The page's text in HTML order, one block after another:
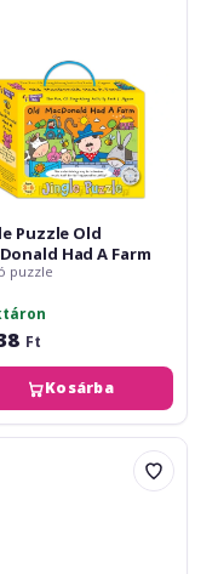
Puzzle Old
Had A Farm
puzzle
Ft
Kosárba